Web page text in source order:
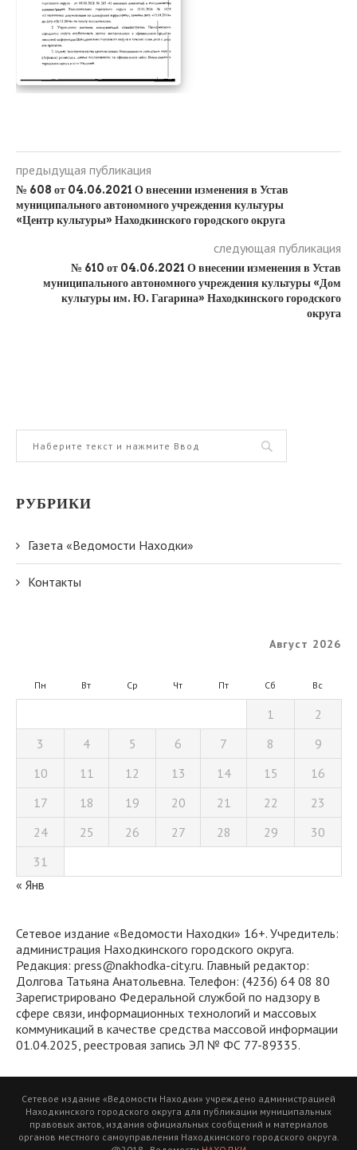
предыдущая публикация
№ 608 от 04.06.2021 О внесении изменения в Устав
муниципального автономного учреждения культуры
«Центр культуры» Находкинского городского округа
следующая публикация
№ 610 от 04.06.2021 О внесении изменения в Устав
муниципального автономного учреждения культуры «Дом
культуры им. Ю. Гагарина» Находкинского городского
округа
РУБРИКИ
Газета «Ведомости Находки»
Контакты
Август 2026
Пн Вт Ср Чт Пт Сб Вс
1
2
3
4 5 6 7 8
9
10
11 12 13 14 15
16
17
18 19 20 21 22
23
24
25 26 27 28 29
30
31
« Янв
Сетевое издание «Ведомости Находки» 16+. Учредитель:
администрация Находкинского городского округа.
Редакция: press@nakhodka-city.ru. Главный редактор:
Долгова Татьяна Анатольевна. Телефон: (4236) 64 08 80
Зарегистрировано Федеральной службой по надзору в
сфере связи, информационных технологий и массовых
коммуникаций в качестве средства массовой информации
01.04.2025, реестровая запись ЭЛ № ФС 77-89335.
Сетевое издание «Ведомости Находки» учреждено администрацией
Находкинского городского округа для публикации муниципальных
правовых актов, издания официальных сообщений и материалов
органов местного самоуправления Находкинского городского округа.